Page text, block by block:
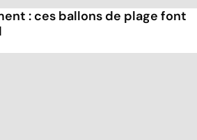
: ces ballons de plage font